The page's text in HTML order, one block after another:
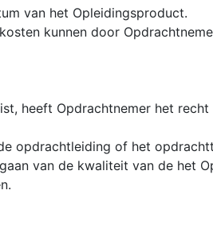
van het Opleidingsproduct.
kunnen door
heeft Opdrachtnemer het recht
opdrachtleiding of het
van de kwaliteit van de het